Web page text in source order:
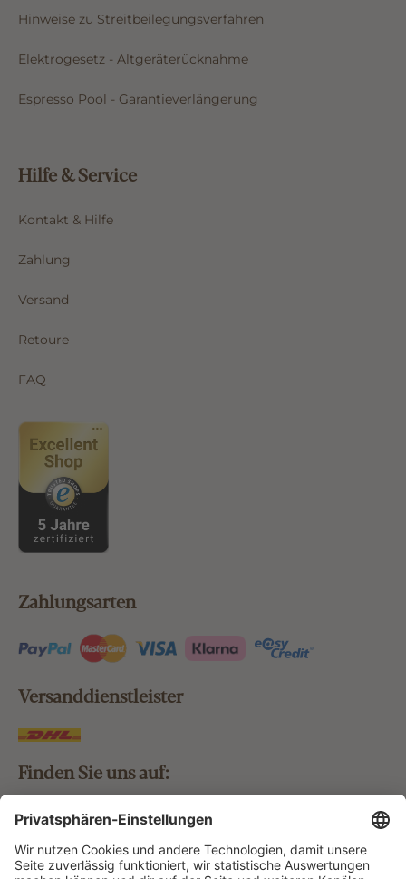
Hinweise zu Streitbeilegungsverfahren
Elektrogesetz - Altgeräterücknahme
Espresso Pool - Garantieverlängerung
Hilfe & Service
Kontakt & Hilfe
Zahlung
Versand
Retoure
FAQ
Zahlungsarten
Versanddienstleister
Finden Sie uns auf:
Bestellung widerrufen